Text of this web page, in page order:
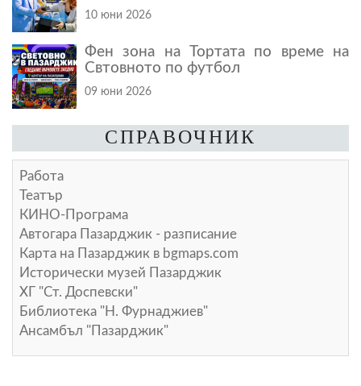
10 юни 2026
Фен зона на Тортата по време на
Свтовното по футбол
09 юни 2026
СПРАВОЧНИК
Работа
Театър
КИНО-Програма
Автогара Пазарджик - разписание
Карта на Пазарджик в bgmaps.com
Исторически музей Пазарджик
ХГ "Ст. Доспевски"
Библиотека "Н. Фурнаджиев"
Ансамбъл "Пазарджик"